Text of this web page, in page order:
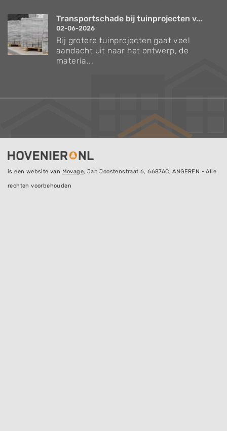
Transportschade bij tuinprojecten v...
02-06-2026
Bij grotere tuinprojecten gaat veel
aandacht uit naar het ontwerp, de
materia...
is een website van Movage, Jan Joostenstraat 6, 6687AC, ANGEREN - Alle
rechten voorbehouden